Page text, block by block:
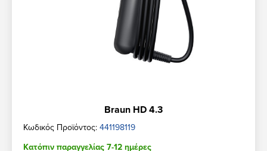
Braun HD 4.3
Κωδικός Προϊόντος: 441198119
Κατόπιν παραγγελίας 7-12 ημέρες